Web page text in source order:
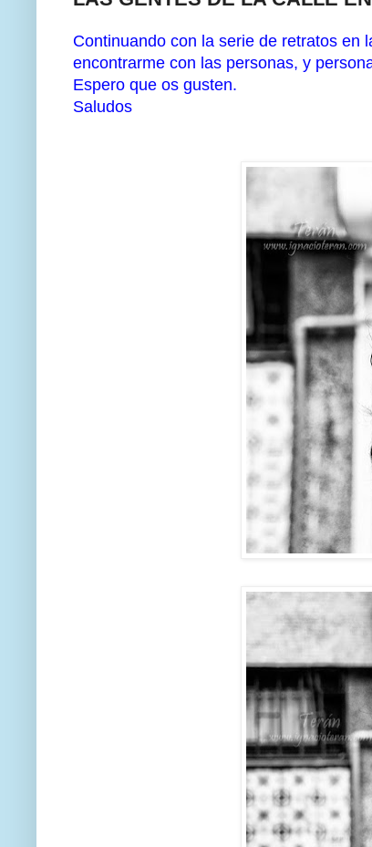
Continuando con la serie de retratos en
encontrarme con las personas, y
Espero que os gusten.
Saludos